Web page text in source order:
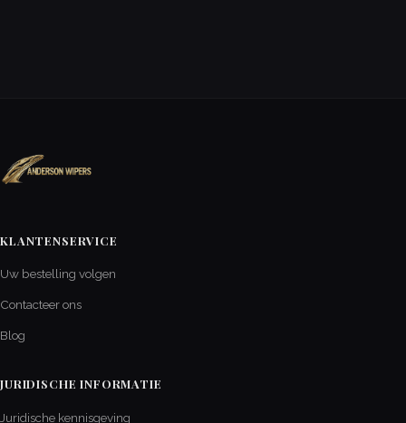
KLANTENSERVICE
Uw bestelling volgen
Contacteer ons
Blog
JURIDISCHE INFORMATIE
Juridische kennisgeving